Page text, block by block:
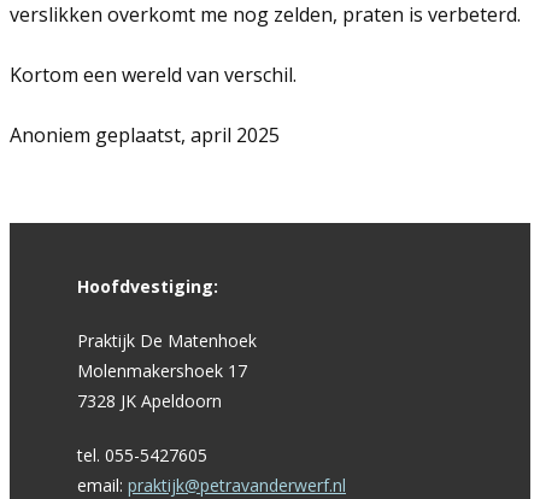
verslikken overkomt me nog zelden, praten is verbeterd.
Kortom een wereld van verschil.
Anoniem geplaatst, april 2025
Hoofdvestiging:
Praktijk De Matenhoek
Molenmakershoek 17
7328 JK Apeldoorn
tel. 055-5427605
email: praktijk@petravanderwerf.nl